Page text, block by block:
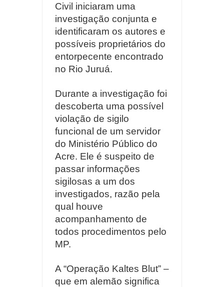
Civil iniciaram uma
investigação conjunta e
identificaram os autores e
possíveis proprietários do
entorpecente encontrado
no Rio Juruá.
Durante a investigação foi
descoberta uma possível
violação de sigilo
funcional de um servidor
do Ministério Público do
Acre. Ele é suspeito de
passar informações
sigilosas a um dos
investigados, razão pela
qual houve
acompanhamento de
todos procedimentos pelo
MP.
A “Operação Kaltes Blut” –
que em alemão significa